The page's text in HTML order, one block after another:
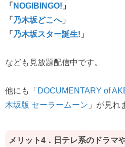
「 NOGIBINGO! 」
「 乃木坂どこへ」
「 乃木坂スター誕生! 」
なども見放題配信中です。
他にも「 DOCUMENTARY of
木坂版 セーラームーン 」が見
メリット4．日テレ系のドラマ